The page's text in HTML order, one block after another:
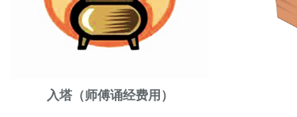
入塔（师傅诵经费用）